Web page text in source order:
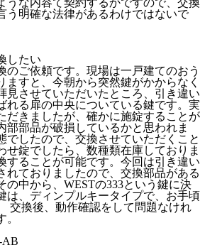
うな内容て契約するかですので、交換
う明確な法律があるわけではないで
したい
のご依頼です。現場は一戸建てのおう
ますと、今朝から突然鍵がかからなく
見させていただいたところ、引き違い
れる扉の中央についている鍵です。実
だきましたが、確かに施錠することが
部部品が破損しているかと思われま
でしたので、交換させていただくこと
せ錠でしたら、数種類在庫しておりま
することが可能です。今回は引き違い
れておりましたので、交換部品がある
の中から、WESTの333という鍵に決
は、ディンプルキータイプで、お手頃
交換後、動作確認をして問題なけれ